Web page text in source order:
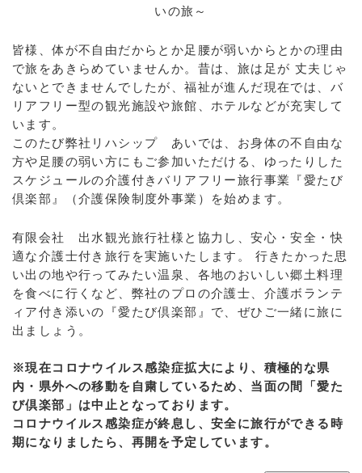
いの旅～
皆様、体が不自由だからとか足腰が弱いからとかの理由
で旅をあきらめていませんか。昔は、旅は足が 丈夫じゃ
ないとできませんでしたが、福祉が進んだ現在では、バ
リアフリー型の観光施設や旅館、ホテルなどが充実して
います。
このたび弊社リハシップ あいでは、お身体の不自由な
方や足腰の弱い方にもご参加いただける、ゆったりした
スケジュールの介護付きバリアフリー旅行事業『愛たび
倶楽部』（介護保険制度外事業）を始めます。
有限会社 出水観光旅行社様と協力し、安心・安全・快
適な介護士付き旅行を実施いたします。 行きたかった思
い出の地や行ってみたい温泉、各地のおいしい郷土料理
を食べに行くなど、弊社のプロの介護士、介護ボランテ
ィア付き添いの『愛たび倶楽部』で、ぜひご一緒に旅に
出ましょう。
※現在コロナウイルス感染症拡大により、積極的な県
内・県外への移動を自粛しているため、当面の間「愛た
び倶楽部」は中止となっております。
コロナウイルス感染症が終息し、安全に旅行ができる時
期になりましたら、再開を予定しています。